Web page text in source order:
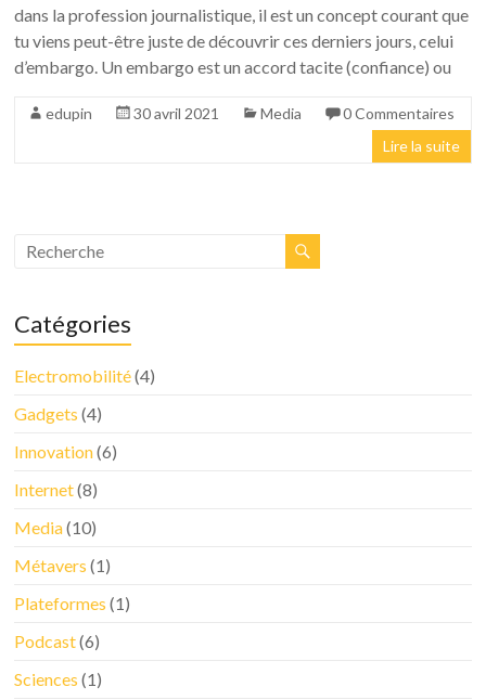
dans la profession journalistique, il est un concept courant que
tu viens peut-être juste de découvrir ces derniers jours, celui
d’embargo. Un embargo est un accord tacite (confiance) ou
edupin 30 avril 2021 Media
0 Commentaires
Lire la suite
Catégories
Electromobilité(4)
Gadgets (4)
Innovation(6)
Internet(8)
Media(10)
Métavers (1)
Plateformes (1)
Podcast(6)
Sciences (1)